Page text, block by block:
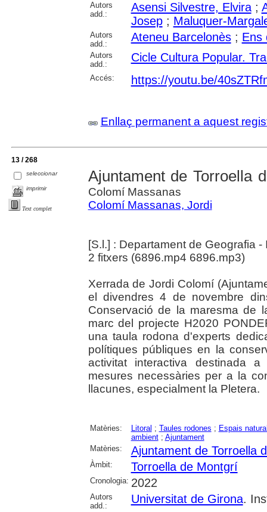
Autors
add.:
Asensi Silvestre, Elvira;
Josep; Maluquer-
Autors
add.:
Ateneu Barcelonès; Ens
Autors
add.:
Cicle Cultura Popular.
Accés: https://youtu.be/
Enllaç permanent a aquest
13 / 268
seleccionar
imprimir
Text complet
Ajuntament de Torroella
Colomí Massanas
Colomí Massanas, Jordi
[S.l.] : Departament de Geografia
2 fitxers (6896.mp4 6896.mp3)
Xerrada de Jordi Colomí
el divendres 4 de novembre
Conservació de la maresma de
marc del projecte H2020
una taula rodona d'experts
polítiques públiques en la
activitat interactiva destinada
mesures necessàries per a la
llacunes, especialment la Pletera.
Matèries: Litoral ; Taules rodones ; Espais
ambient; Ajuntament
Matèries:
Ajuntament de Torroella
Àmbit: Torroella de Montgrí
Cronologia: 2022
Autors
add.:
Universitat de Girona.